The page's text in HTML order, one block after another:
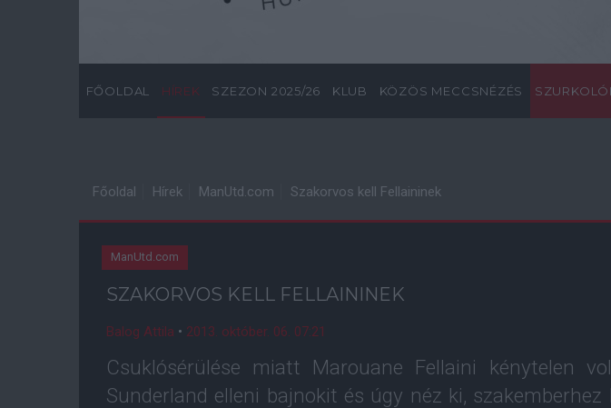
FŐOLDAL HÍREK SZEZON 2025/26 KLUB KÖZÖS MECCSNÉZÉS
Főoldal Hírek ManUtd.com Szakorvos kell Fellaininek
ManUtd.com
SZAKORVOS KELL FELLAININEK
Balog Attila • 2013. október. 06. 07:21
Csuklósérülése miatt Marouane Fellaini kénytelen
Sunderland elleni bajnokit és úgy néz ki, szakemberhez